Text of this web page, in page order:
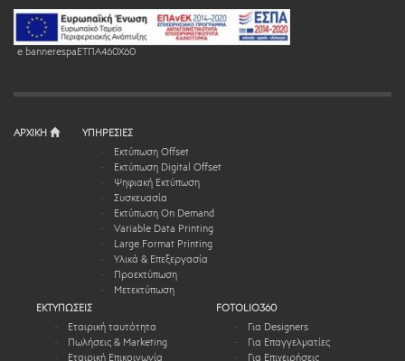
e bannerespaEΤΠΑ460X60
ΑΡΧΙΚΗ
ΥΠΗΡΕΣΙΕΣ
Εκτύπωση Offset
Εκτύπωση Digital Offset
Ψηφιακή Εκτύπωση
Συσκευασία
Εκτύπωση On Demand
Variable Data Printing
Large Format Printing
Υλικά & Επεξεργασία
Προεκτύπωση
Μετεκτύπωση
ΕΚΤΥΠΩΣΕΙΣ
Εταιρική ταυτότητα
Πωλήσεις & Marketing
Εταιρική Επικοινωνία
FOTOLIO360
Για Designers
Για Επαγγελματίες
Για Επιχειρήσεις